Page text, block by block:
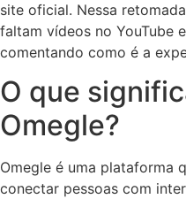
site oficial. Nessa
faltam vídeos no YouTube
comentando como é a
O que
Omegle?
Omegle é uma plataforma
conectar pessoas com